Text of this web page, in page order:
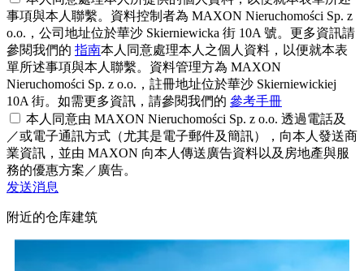
事項與本人聯繫。資料控制者為 MAXON Nieruchomości Sp. z
o.o.，公司地址位於華沙 Skierniewicka 街 10A 號。更多資訊請
參閱我們的 指南本人同意處理本人之個人資料，以便就本表
單所述事項與本人聯繫。資料管理方為 MAXON
Nieruchomości Sp. z o.o.，註冊地址位於華沙 Skierniewickiej
10A 街。如需更多資訊，請參閱我們的 參考手冊
本人同意由 MAXON Nieruchomości Sp. z o.o. 透過電話及
／或電子通訊方式（尤其是電子郵件及簡訊），向本人發送商
業資訊，並由 MAXON 向本人傳送廣告資料以及房地產與服
務的優惠方案／廣告。
发送消息
附近的仓库建筑